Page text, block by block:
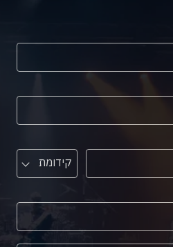
קידומת